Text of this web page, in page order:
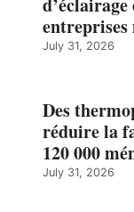
entreprises
July 31, 2026
Des
réduire la
120 000
July 31, 2026